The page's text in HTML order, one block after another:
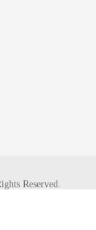
Reserved.